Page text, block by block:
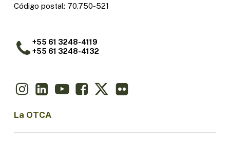
Código postal: 70.750-521
+55 61 3248-4119
+55 61 3248-4132
La OTCA